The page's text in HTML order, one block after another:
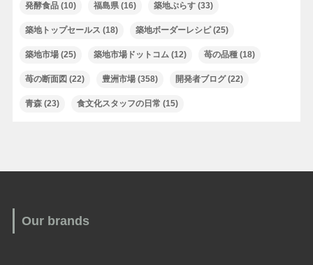
発酵食品(10) 福島県(16) 築地ぷらす(33)
築地トップセールス (18) 築地ボーダーレシピ(25)
築地市場(25) 築地市場ドットコム(12) 苺の品種(18)
苺の断面図 (22) 豊洲市場(358) 開発者ブログ(22)
青森(23) 食文化スタッフの日常 (15)
Our brands